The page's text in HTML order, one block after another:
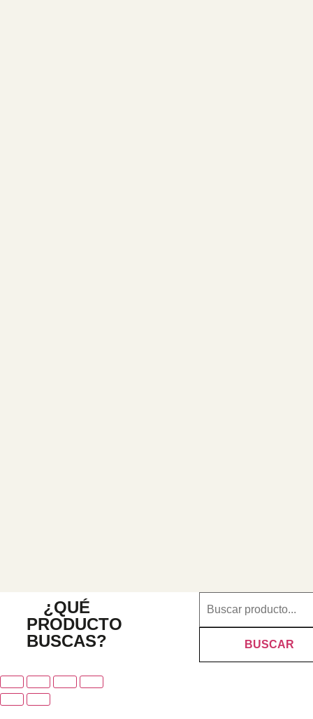
¿QUÉ
PRODUCTO
BUSCAS?
BUSCAR